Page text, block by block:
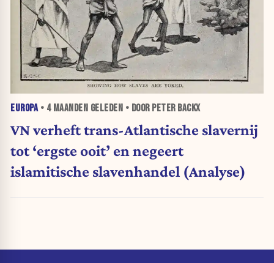
EUROPA• 4 MAANDEN GELEDEN • DOOR PETER BACKX
VN verheft trans-Atlantische slavernij
tot ‘ergste ooit’ en negeert
islamitische slavenhandel (Analyse)